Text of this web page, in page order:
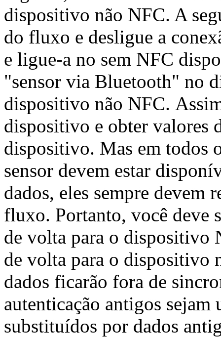
dispositivo não NFC. A
do fluxo e desligue a
e ligue-a no sem NFC
"sensor via Bluetooth" no
dispositivo não NFC.
dispositivo e obter valores
dispositivo. Mas em todos
sensor devem estar
dados, eles sempre devem
fluxo. Portanto, você deve
de volta para o dispositivo
de volta para o dispositivo
dados ficarão fora de
autenticação antigos sejam
substituídos por dados